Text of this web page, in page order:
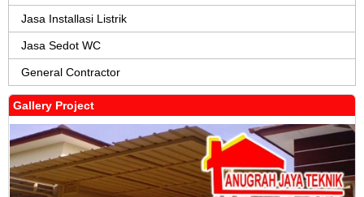
Jasa Installasi Listrik
Jasa Sedot WC
General Contractor
Gallery Project